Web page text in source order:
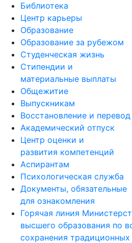
Библиотека
Центр карьеры
Образование
Образование за рубежом
Студенческая жизнь
Стипендии и
материальные выплаты
Общежитие
Выпускникам
Восстановление и перевод
Академический отпуск
Центр оценки и
развития компетенций
Аспирантам
Психологическая служба
Документы, обязательные
для ознакомления
Горячая линия
высшего образования по
сохранения